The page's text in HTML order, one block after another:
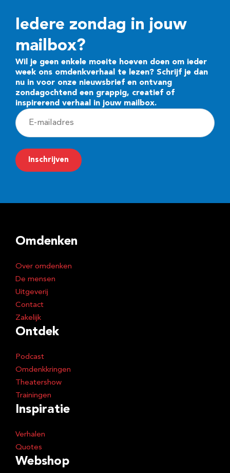
Iedere zondag in jouw
mailbox?
Wil je geen enkele moeite hoeven doen om ieder
week ons omdenkverhaal te lezen? Schrijf je dan
nu in voor onze nieuwsbrief en ontvang
zondagochtend een grappig, creatief of
inspirerend verhaal in jouw mailbox.
E
-
m
a
r
s
Inschrijven
Omdenken
Over omdenken
De mensen
Uitgeverij
Contact
Zakelijk
Ontdek
Podcast
Omdenkkringen
Theatershow
Trainingen
Inspiratie
Verhalen
Quotes
Webshop